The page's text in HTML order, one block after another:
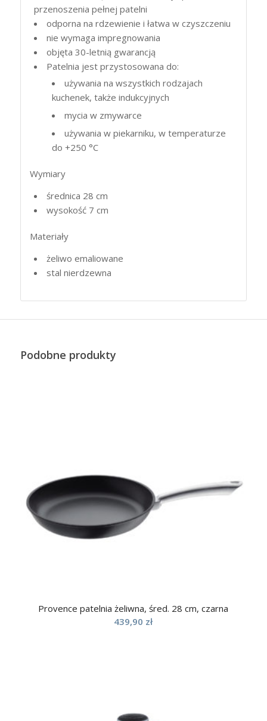
przenoszenia pełnej patelni
odporna na rdzewienie i łatwa w czyszczeniu
nie wymaga impregnowania
objęta 30-letnią gwarancją
Patelnia jest przystosowana do:
używania na wszystkich rodzajach
kuchenek, także indukcyjnych
mycia w zmywarce
używania w piekarniku, w temperaturze
do +250 °C
Wymiary
średnica 28 cm
wysokość 7 cm
Materiały
żeliwo emaliowane
stal nierdzewna
Podobne produkty
Provence patelnia żeliwna, śred. 28 cm, czarna
439,90 zł